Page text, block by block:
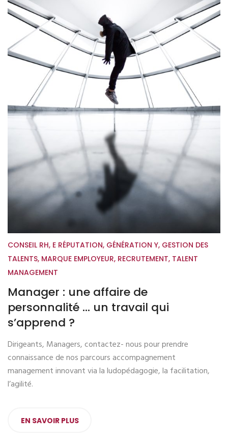
CONSEIL RH, E RÉPUTATION, GÉNÉRATION Y, GESTION DES
TALENTS, MARQUE EMPLOYEUR, RECRUTEMENT, TALENT
MANAGEMENT
Manager : une affaire de
personnalité … un travail qui
s’apprend ?
Dirigeants, Managers, contactez- nous pour prendre
connaissance de nos parcours accompagnement
management innovant via la ludopédagogie, la facilitation,
l’agilité.
EN SAVOIR PLUS